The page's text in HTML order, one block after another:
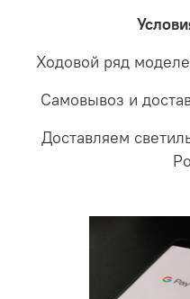
Ходовой ряд
Самовывоз и
Доставляем